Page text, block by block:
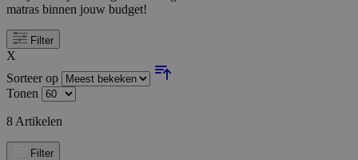
matras binnen jouw budget!
Filter
X
Sorteer op
Tonen
8 Artikelen
Filter